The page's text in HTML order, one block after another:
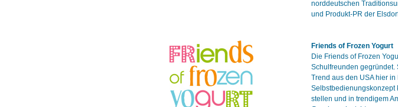
norddeutschen
und Produkt-PR der
Friends of Frozen Yogurt
Die Friends of Frozen
Schulfreunden gegründet.
Trend aus den USA hier
Selbstbedienungskonzept
stellen und in trendigem